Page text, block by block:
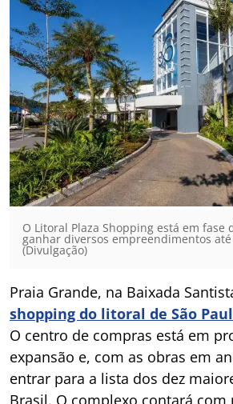
O Litoral Plaza Shopping está em fase
ganhar diversos empreendimentos
(Divulgação)
Praia Grande, na Baixada
shopping do litoral de São
O centro de compras está em
expansão e, com as obras em
entrar para a lista dos dez
Brasil. O complexo contará com